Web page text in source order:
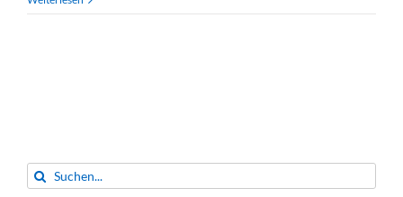
einer
finanzierenden
Suche
nach: